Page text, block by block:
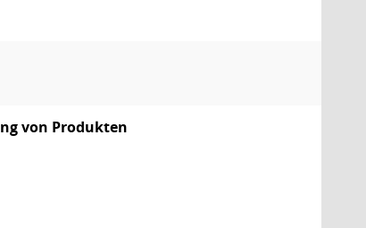
von Produkten